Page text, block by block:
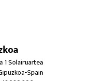
1 Solairuartea
Spain